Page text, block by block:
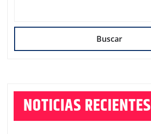
Buscar
NOTICIAS RECIENTES